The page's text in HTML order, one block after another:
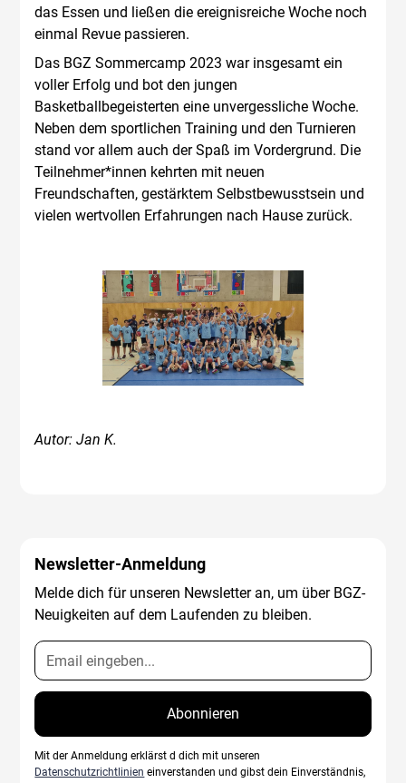
das Essen und ließen die ereignisreiche Woche noch
einmal Revue passieren.
Das BGZ Sommercamp 2023 war insgesamt ein
voller Erfolg und bot den jungen
Basketballbegeisterten eine unvergessliche Woche.
Neben dem sportlichen Training und den Turnieren
stand vor allem auch der Spaß im Vordergrund. Die
Teilnehmer*innen kehrten mit neuen
Freundschaften, gestärktem Selbstbewusstsein und
vielen wertvollen Erfahrungen nach Hause zurück.
Autor: Jan K.
Newsletter-Anmeldung
Melde dich für unseren Newsletter an, um über BGZ-
Neuigkeiten auf dem Laufenden zu bleiben.
Mit der Anmeldung erklärst d dich mit unseren
Datenschutzrichtlinien einverstanden und gibst dein Einverständnis,